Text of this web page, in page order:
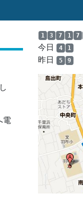
電
1 3 7 1 7
今日 4 1
昨日 5 9